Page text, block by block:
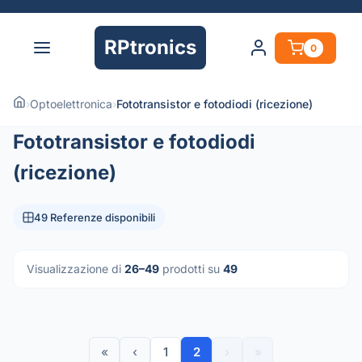
RPtronics 0
›Optoelettronica›Fototransistor e fotodiodi (ricezione)
Fototransistor e fotodiodi
(ricezione)
49 Referenze disponibili
Visualizzazione di 26–49 prodotti su 49
« ‹ 1 2